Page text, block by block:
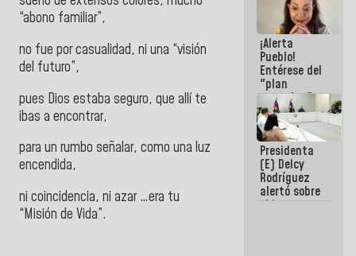
“abono familiar”,
no fue por casualidad, ni una “visión
del futuro”,
pues Dios estaba seguro, que allí te
ibas a encontrar,
para un rumbo señalar, como una luz
encendida,
ni coincidencia, ni azar …era tu
“Misión de Vida”.
del Plan
Nacional de
Recreación
Vacacional
¡Alerta
Pueblo!
Entérese del
"plan
enjambre"
de La Sayo
para
sabotear el
diálogo y
promover el
caos
Presidenta
(E) Delcy
Rodríguez
alertó sobre
el impacto